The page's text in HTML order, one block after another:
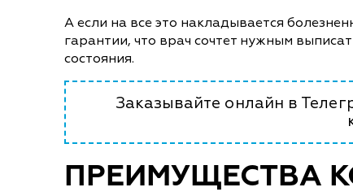
А если на все это накладывается
гарантии, что врач сочтет нужным
состояния.
Заказывайте онлайн в
ПРЕИМУЩЕСТВА